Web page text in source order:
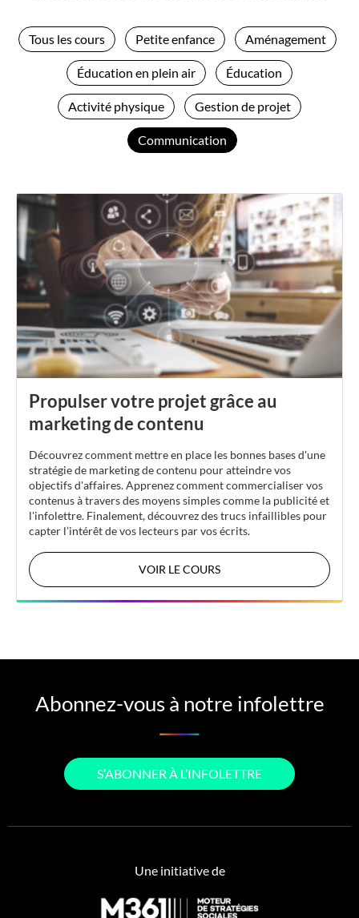
Tous les cours Petite enfance Aménagement
Éducation en plein air Éducation
Activité physique Gestion de projet
Communication
Propulser votre projet grâce au
marketing de contenu
Découvrez comment mettre en place les bonnes bases d'une
stratégie de marketing de contenu pour atteindre vos
objectifs d'affaires. Apprenez comment commercialiser vos
contenus à travers des moyens simples comme la publicité et
l'infolettre. Finalement, découvrez des trucs infaillibles pour
capter l’intérêt de vos lecteurs par vos écrits.
VOIR LE COURS
Abonnez-vous à notre infolettre
S’ABONNER À L’INFOLETTRE
Une initiative de